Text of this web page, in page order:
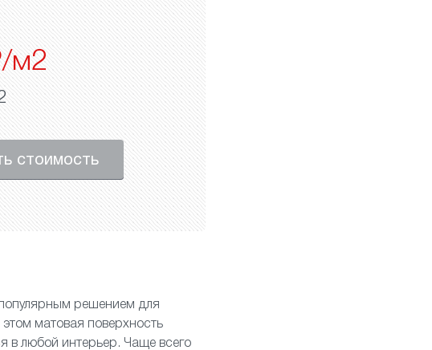
м2
стоимость
решением для
матовая поверхность
в любой интерьер. Чаще всего